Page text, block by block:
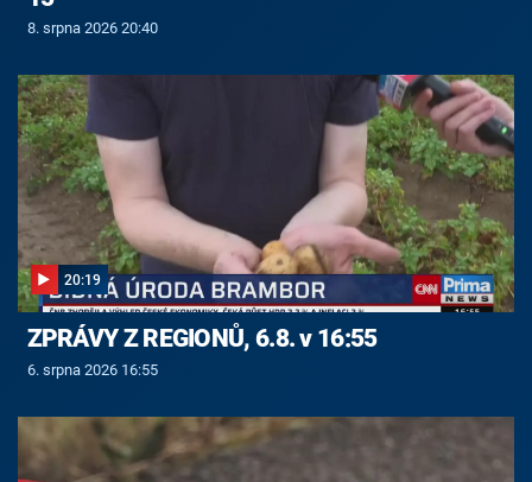
8. srpna 2026 20:40
20:19
ZPRÁVY Z REGIONŮ, 6.8. v 16:55
6. srpna 2026 16:55